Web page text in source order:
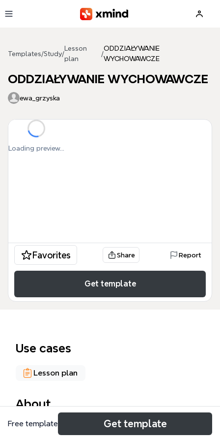
Templates/Study/
Lesson
plan
/
ODDZIAŁYWANIE
WYCHOWAWCZE
ODDZIAŁYWANIE WYCHOWAWCZE
ewa_grzyska
Loading preview...
Favorites Share Report
Get template
Use cases
Lesson plan
About
Oddziaływanie wychowawcze to rozbudowana
Free template Get template